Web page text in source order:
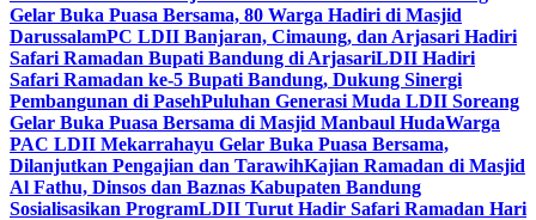
Gelar Buka Puasa Bersama, 80 Warga Hadiri di Masjid
DarussalamPC LDII Banjaran, Cimaung, dan Arjasari Hadiri
Safari Ramadan Bupati Bandung di ArjasariLDII Hadiri
Safari Ramadan ke-5 Bupati Bandung, Dukung Sinergi
Pembangunan di PasehPuluhan Generasi Muda LDII Soreang
Gelar Buka Puasa Bersama di Masjid Manbaul HudaWarga
PAC LDII Mekarrahayu Gelar Buka Puasa Bersama,
Dilanjutkan Pengajian dan TarawihKajian Ramadan di Masjid
Al Fathu, Dinsos dan Baznas Kabupaten Bandung
Sosialisasikan ProgramLDII Turut Hadir Safari Ramadan Hari